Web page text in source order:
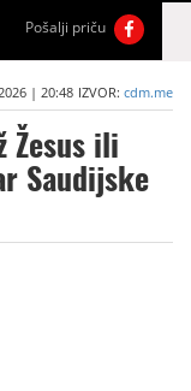
Pošalji priču
| 20:48 IZVOR: cdm.me
Žesus ili
Saudijske